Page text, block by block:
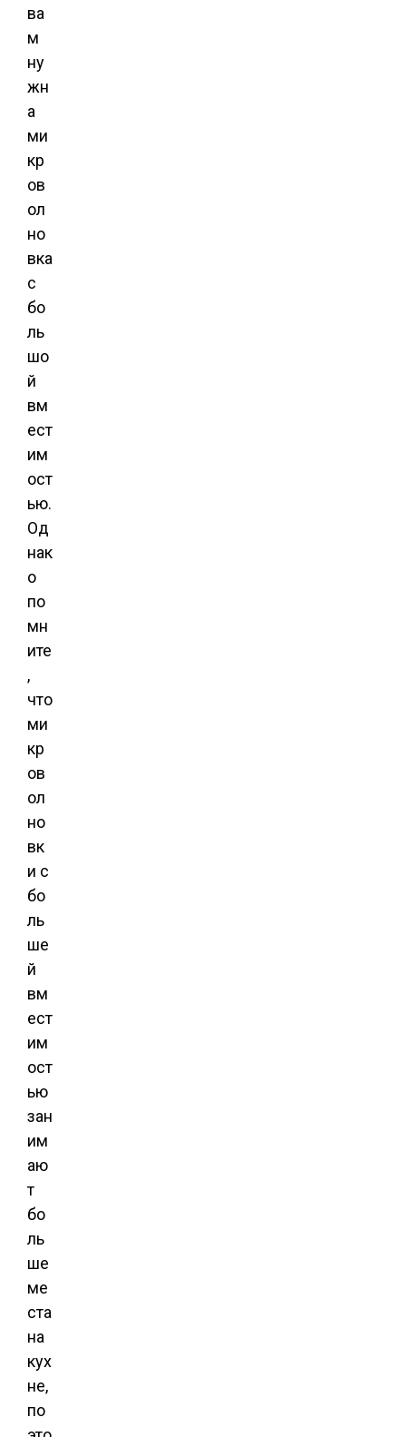
ва
м
ну
жн
а
ми
кр
ов
ол
но
вка
с
бо
ль
шо
й
вм
ест
им
ост
ью.
Од
нак
о
по
мн
ите
,
что
ми
кр
ов
ол
но
вк
и с
бо
ль
ше
й
вм
ест
им
ост
ью
зан
им
аю
т
бо
ль
ше
ме
ста
на
кух
не,
по